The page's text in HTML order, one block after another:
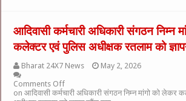
आदिवासी कर्मचारी अधिकारी संगठन निम्न
कलेक्टर एवं पुलिस अधीक्षक रतलाम को
Bharat 24X7 News
May 2, 2026
Comments Off
on आदिवासी कर्मचारी अधिकारी संगठन निम्न मांगो को लेकर